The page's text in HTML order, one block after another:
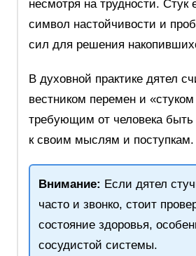
несмотря на трудности.
символ настойчивости и
сил для решения
В духовной практике дятел
вестником перемен и
требующим от человека
к своим мыслям и поступкам.
Внимание: Если дятел
часто и звонко, стоит
состояние здоровья,
сосудистой системы.